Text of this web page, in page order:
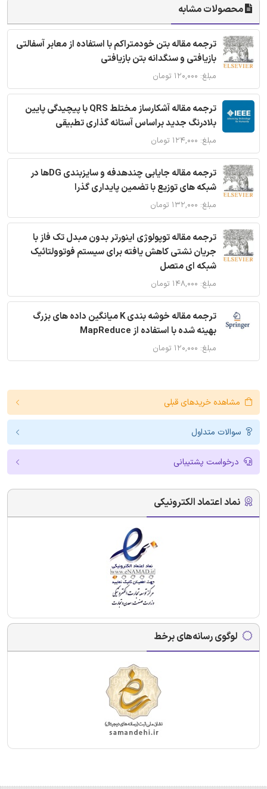
محصولات مشابه
ترجمه مقاله بتن خودمتراکم با استفاده از معابر آسفالتی
بازیافتی و سنگدانه بتن بازیافتی
مبلغ: ۱۲۰,۰۰۰ تومان
ترجمه مقاله آشکارساز مختلط QRS با پیچیدگی پایین
بلادرنگ جدید براساس آستانه گذاری تطبیقی
مبلغ: ۱۲۴,۰۰۰ تومان
ترجمه مقاله جایابی چندهدفه و سایزبندی DGها در
شبکه های توزیع با تضمین پایداری گذرا
مبلغ: ۱۳۲,۰۰۰ تومان
ترجمه مقاله توپولوژی اینورتر بدون مبدل تک فاز با
جریان نشتی کاهش یافته برای سیستم فوتوولتائیک
شبکه ای متصل
مبلغ: ۱۴۸,۰۰۰ تومان
ترجمه مقاله خوشه بندی K میانگین داده های بزرگ
بهینه شده با استفاده از MapReduce
مبلغ: ۱۲۰,۰۰۰ تومان
مشاهده خریدهای قبلی
سوالات متداول
درخواست پشتیبانی
نماد اعتماد الکترونیکی
لوگوی رسانه‌های برخط